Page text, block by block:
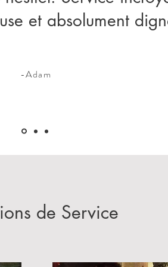
et absolument
-Adam
de Service